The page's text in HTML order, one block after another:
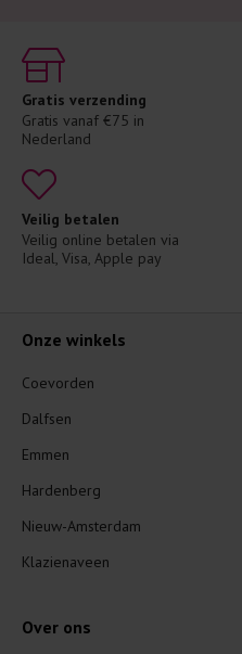
Gratis verzending
Gratis vanaf €75 in
Nederland
Veilig betalen
Veilig online betalen via
Ideal, Visa, Apple pay
Onze winkels
Coevorden
Dalfsen
Emmen
Hardenberg
Nieuw-Amsterdam
Klazienaveen
Over ons